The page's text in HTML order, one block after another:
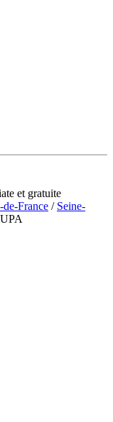
et gratuite
de-France / Seine-